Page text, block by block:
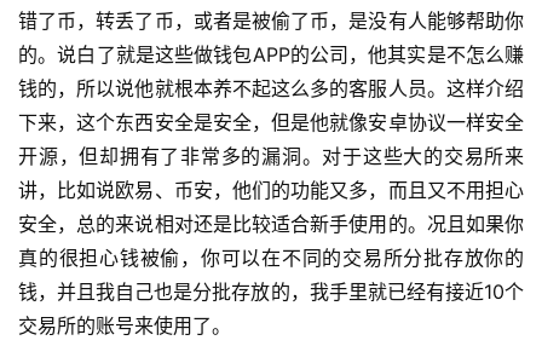
错了币，转丢了币，或者是被偷了币，是没有人能够帮助你
的。说白了就是这些做钱包APP的公司，他其实是不怎么赚
钱的，所以说他就根本养不起这么多的客服人员。这样介绍
下来，这个东西安全是安全，但是他就像安卓协议一样安全
开源，但却拥有了非常多的漏洞。对于这些大的交易所来
讲，比如说欧易、币安，他们的功能又多，而且又不用担心
安全，总的来说相对还是比较适合新手使用的。况且如果你
真的很担心钱被偷，你可以在不同的交易所分批存放你的
钱，并且我自己也是分批存放的，我手里就已经有接近10个
交易所的账号来使用了。